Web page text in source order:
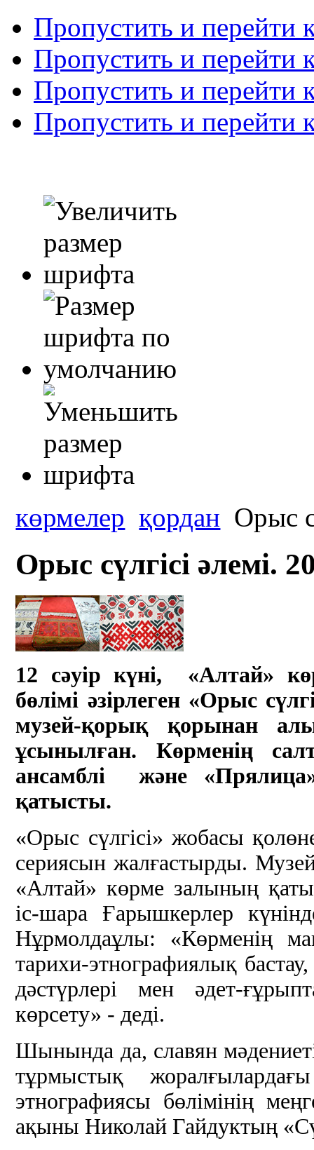
Пропустить и перейти
Пропустить и перейти
Пропустить и перейти
Пропустить и перейти
көрмелер қордан Орыс
Орыс сүлгісі әлемі.
12 сәуір күні, «Алтай»
бөлімі әзірлеген «Орыс
музей-қорық қорынан
ұсынылған. Көрменің
ансамблі және
қатысты.
«Орыс сүлгісі» жобасы
сериясын жалғастырды.
«Алтай» көрме залының
іс-шара Ғарышкерлер
Нұрмолдаұлы: «Көрменің
тарихи-этнографиялық
дәстүрлері мен әдет-
көрсету» - деді.
Шынында да, славян
тұрмыстық
этнографиясы бөлімінің
ақыны Николай Гайдуктың